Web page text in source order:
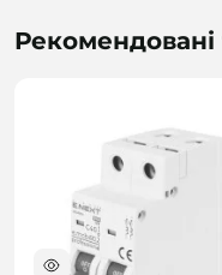
Рекомендовані